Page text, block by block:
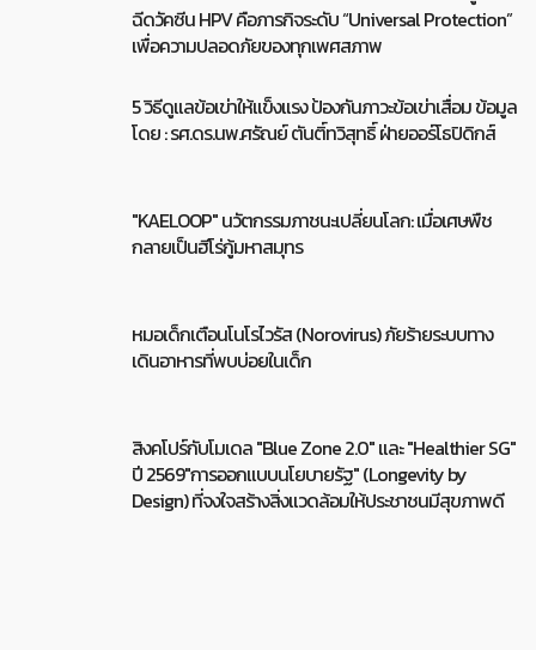
ฉีดวัคซีน HPV คือภารกิจระดับ “Universal Protection”
เพื่อความปลอดภัยของทุกเพศสภาพ
5 วิธีดูแลข้อเข่าให้แข็งแรง ป้องกันภาวะข้อเข่าเสื่อม ข้อมูล
โดย : รศ.ดร.นพ.ศรัณย์ ตันติ์ทวิสุทธิ์ ฝ่ายออร์โธปิดิกส์
"KAELOOP" นวัตกรรมภาชนะเปลี่ยนโลก: เมื่อเศษพืช
กลายเป็นฮีโร่กู้มหาสมุทร
หมอเด็กเตือนโนโรไวรัส (Norovirus) ภัยร้ายระบบทาง
เดินอาหารที่พบบ่อยในเด็ก
สิงคโปร์กับโมเดล "Blue Zone 2.0" และ "Healthier SG"
ปี 2569"การออกแบบนโยบายรัฐ" (Longevity by
Design) ที่จงใจสร้างสิ่งแวดล้อมให้ประชาชนมีสุขภาพดี